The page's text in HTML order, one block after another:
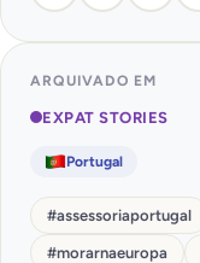
ARQUIVADO EM
EXPAT STORIES
Portugal
#assessoriaportugal
#morarnaeuropa